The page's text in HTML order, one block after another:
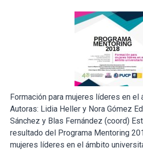
Formación para mujeres líderes en el
Autoras: Lidia Heller y Nora Gómez
Sánchez y Blas Fernández (coord)
resultado del Programa Mentoring
mujeres líderes en el ámbito